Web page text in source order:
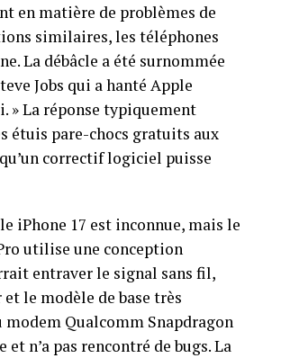
en matière de problèmes de
similaires, les téléphones
La débâcle a été surnommée
Jobs qui a hanté Apple
» La réponse typiquement
étuis pare-chocs gratuits aux
correctif logiciel puisse
iPhone 17 est inconnue, mais le
utilise une conception
entraver le signal sans fil,
le modèle de base très
modem Qualcomm Snapdragon
n’a pas rencontré de bugs. La